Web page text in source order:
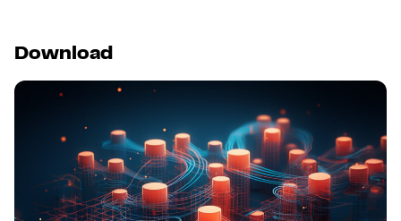
Download